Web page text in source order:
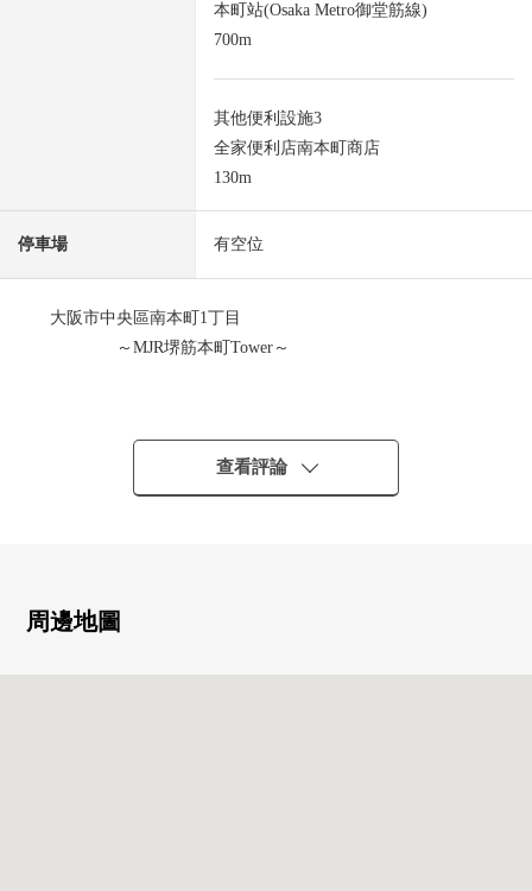
本町站(Osaka Metro御堂筋線)
700m
其他便利設施3
全家便利店南本町商店
130m
停車場 有空位
大阪市中央區南本町1丁目
～MJR堺筋本町Tower～
・大阪Metro中央線"堺筋本町"車站步行1分鐘
・大阪Metro堺筋線"堺筋本町"車站步行1分鐘
・大阪Metro御堂筋線"本町"車站步行9分鐘
・風景、采光、通風關於35樓部分良好
查看評論
周邊地圖